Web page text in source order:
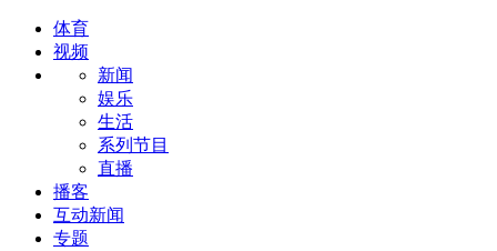
体育
视频
新闻
娱乐
生活
系列节目
直播
播客
互动新闻
专题